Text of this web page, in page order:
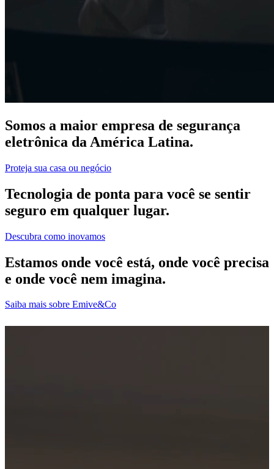
Somos a maior empresa de segurança
eletrônica da América Latina.
Proteja sua casa ou negócio
Tecnologia de ponta para você se sentir
seguro em qualquer lugar.
Descubra como inovamos
Estamos onde você está, onde você precisa
e onde você nem imagina.
Saiba mais sobre Emive&Co